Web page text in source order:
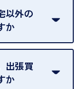
以外の
か
きません。ご指
となることが考
出張買
か